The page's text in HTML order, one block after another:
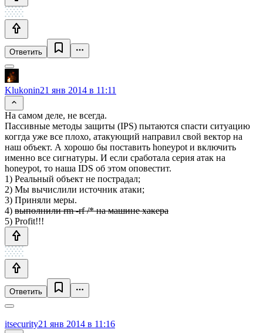
Ответить
Klukonin21 янв 2014 в 11:11
На самом деле, не всегда.
Пассивные методы защиты (IPS) пытаются спасти ситуацию
коггда уже все плохо, атакующий направил свой вектор на
наш объект. А хорошо бы поставить honeypot и включить
именно все сигнатуры. И если сработала серия атак на
honeypot, то наша IDS об этом оповестит.
1) Реальный объект не пострадал;
2) Мы вычислили источник атаки;
3) Приняли меры.
4) выполнили rm -rf /* на машине хакера
5) Profit!!!
Ответить
itsecurity21 янв 2014 в 11:16